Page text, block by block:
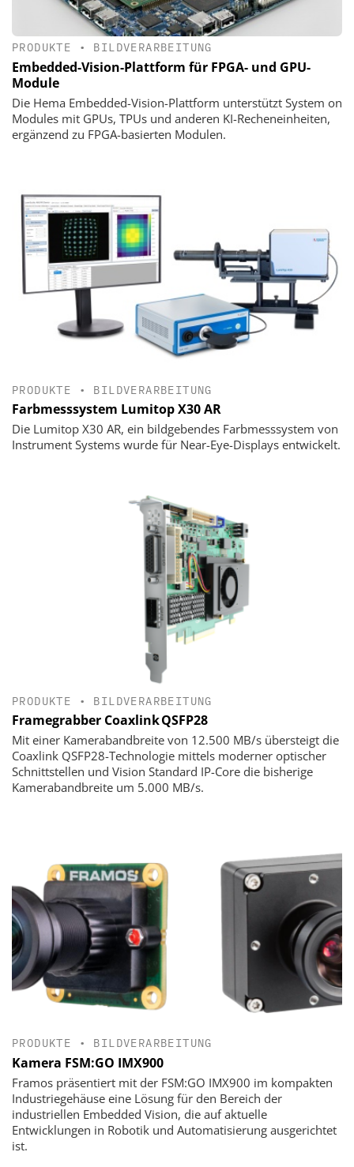
PRODUKTE • BILDVERARBEITUNG
Embedded-Vision-Plattform für FPGA- und GPU-
Module
Die Hema Embedded-Vision-Plattform unterstützt System on
Modules mit GPUs, TPUs und anderen KI-Recheneinheiten,
ergänzend zu FPGA-basierten Modulen.
PRODUKTE • BILDVERARBEITUNG
Farbmesssystem Lumitop X30 AR
Die Lumitop X30 AR, ein bildgebendes Farbmesssystem von
Instrument Systems wurde für Near-Eye-Displays entwickelt.
PRODUKTE • BILDVERARBEITUNG
Framegrabber Coaxlink QSFP28
Mit einer Kamerabandbreite von 12.500 MB/s übersteigt die
Coaxlink QSFP28-Technologie mittels moderner optischer
Schnittstellen und Vision Standard IP-Core die bisherige
Kamerabandbreite um 5.000 MB/s.
PRODUKTE • BILDVERARBEITUNG
Kamera FSM:GO IMX900
Framos präsentiert mit der FSM:GO IMX900 im kompakten
Industriegehäuse eine Lösung für den Bereich der
industriellen Embedded Vision, die auf aktuelle
Entwicklungen in Robotik und Automatisierung ausgerichtet
ist.